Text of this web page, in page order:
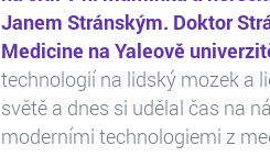
Janem Stránským. Doktor
Medicine na Yaleově
technologií na lidský mozek a
světě a dnes si udělal čas na
moderními technologiemi z